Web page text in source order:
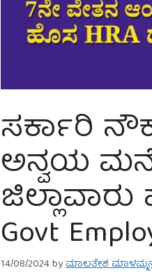
ಸರ್ಕಾರಿ
ಅನ್ವಯ ಮನೆ
Govt
14/08/2024byಮಾಲತೇಶ